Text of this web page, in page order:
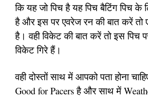
कि यह जो पिच है यह पिच बैटिंग पिच के
है और इस पर एवरेज रन की बात करें तो
है। वही विकेट की बात करें तो इस
विकेट गिरे हैं।
वही दोस्तों साथ में आपको पता होना
Good for Pacers है और साथ में